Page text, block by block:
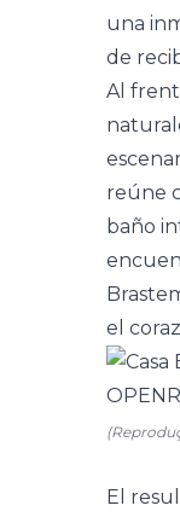
una
de
Al
reúne
baño
el
El